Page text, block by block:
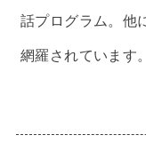
話プログラム。他
網羅されています。